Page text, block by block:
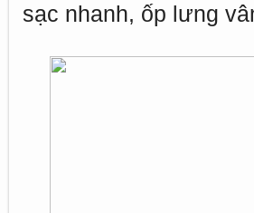
sạc nhanh, ốp lưng